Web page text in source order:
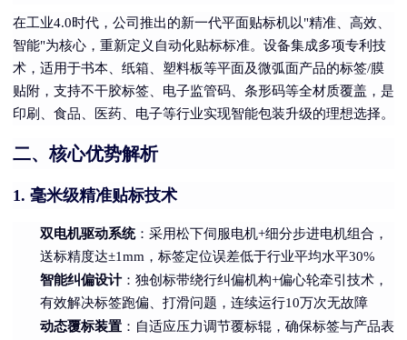
在工业4.0时代，公司推出的新一代平面贴标机以"精准、高效、
智能"为核心，重新定义自动化贴标标准。设备集成多项专利技
术，适用于书本、纸箱、塑料板等平面及微弧面产品的标签/膜
贴附，支持不干胶标签、电子监管码、条形码等全材质覆盖，是
印刷、食品、医药、电子等行业实现智能包装升级的理想选择。
二、核心优势解析
1. 毫米级精准贴标技术
双电机驱动系统：采用松下伺服电机+细分步进电机组合，
送标精度达±1mm，标签定位误差低于行业平均水平30%
智能纠偏设计：独创标带绕行纠偏机构+偏心轮牵引技术，
有效解决标签跑偏、打滑问题，连续运行10万次无故障
动态覆标装置 ：自适应压力调节覆标辊，确保标签与产品表